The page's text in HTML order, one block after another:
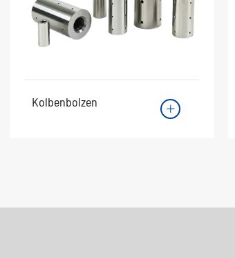
Kolbenbolzen 